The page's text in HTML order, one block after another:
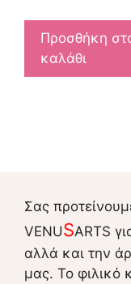
Προσθήκη
καλάθι
Σας
VENUSARTS
αλλά και την
μας. Το φιλικό